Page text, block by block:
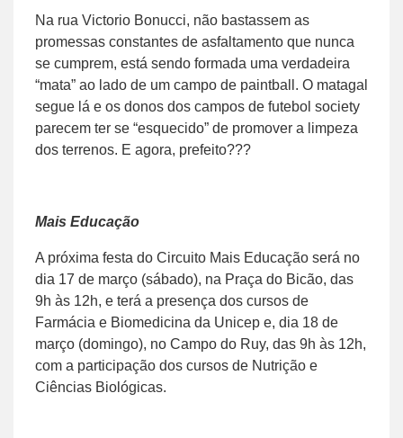
Na rua Victorio Bonucci, não bastassem as
promessas constantes de asfaltamento que nunca
se cumprem, está sendo formada uma verdadeira
“mata” ao lado de um campo de paintball. O matagal
segue lá e os donos dos campos de futebol society
parecem ter se “esquecido” de promover a limpeza
dos terrenos. E agora, prefeito???
Mais Educação
A próxima festa do Circuito Mais Educação será no
dia 17 de março (sábado), na Praça do Bicão, das
9h às 12h, e terá a presença dos cursos de
Farmácia e Biomedicina da Unicep e, dia 18 de
março (domingo), no Campo do Ruy, das 9h às 12h,
com a participação dos cursos de Nutrição e
Ciências Biológicas.